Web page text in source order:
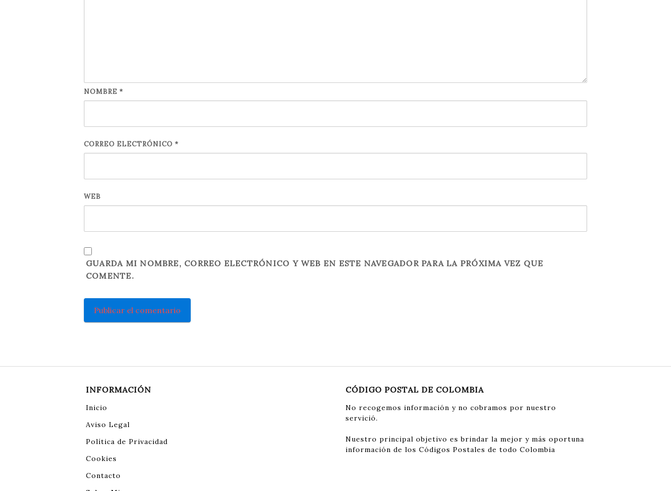
NOMBRE *
CORREO ELECTRÓNICO *
WEB
GUARDA MI NOMBRE, CORREO ELECTRÓNICO Y WEB EN ESTE NAVEGADOR PARA LA PRÓXIMA VEZ QUE
COMENTE.
INFORMACIÓN
Inicio
Aviso Legal
Política de Privacidad
Cookies
Contacto
CÓDIGO POSTAL DE COLOMBIA
No recogemos información y no cobramos por nuestro
servició.
Nuestro principal objetivo es brindar la mejor y más oportuna
información de los Códigos Postales de todo Colombia